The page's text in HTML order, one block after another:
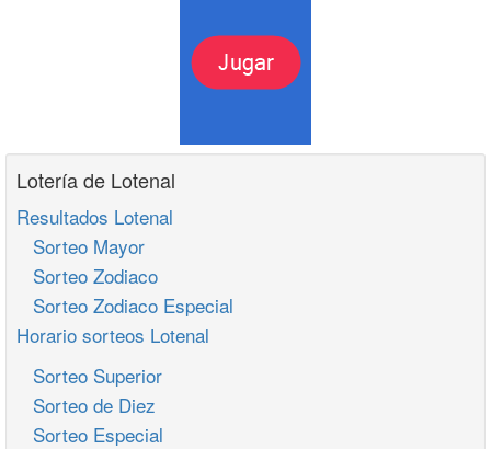
Lotería de Lotenal
Resultados Lotenal
Sorteo Mayor
Sorteo Zodiaco
Sorteo Zodiaco Especial
Horario sorteos Lotenal
Sorteo Superior
Sorteo de Diez
Sorteo Especial